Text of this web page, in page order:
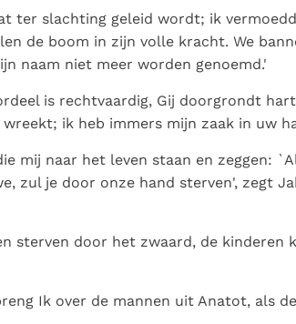
ter slachting geleid wordt; ik
de boom in zijn volle kracht. We
naam niet meer worden genoemd.'
is rechtvaardig, Gij doorgrondt
ik heb immers mijn zaak in uw
mij naar het leven staan en zeggen:
zul je door onze hand sterven', zegt
sterven door het zwaard, de kinderen
Ik over de mannen uit Anatot, als